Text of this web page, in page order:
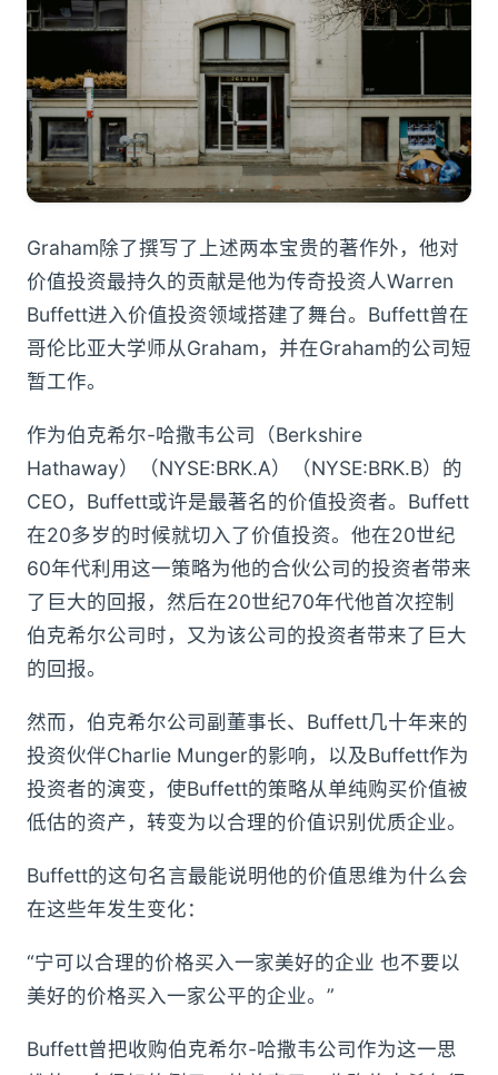
Graham除了撰写了上述两本宝贵的著作外，他对
价值投资最持久的贡献是他为传奇投资人Warren
Buffett进入价值投资领域搭建了舞台。Buffett曾在
哥伦比亚大学师从Graham，并在Graham的公司短
暂工作。
作为伯克希尔-哈撒韦公司（Berkshire
Hathaway）（NYSE:BRK.A）（NYSE:BRK.B）的
CEO，Buffett或许是最著名的价值投资者。Buffett
在20多岁的时候就切入了价值投资。他在20世纪
60年代利用这一策略为他的合伙公司的投资者带来
了巨大的回报，然后在20世纪70年代他首次控制
伯克希尔公司时，又为该公司的投资者带来了巨大
的回报。
然而，伯克希尔公司副董事长、Buffett几十年来的
投资伙伴Charlie Munger的影响，以及Buffett作为
投资者的演变，使Buffett的策略从单纯购买价值被
低估的资产，转变为以合理的价值识别优质企业。
Buffett的这句名言最能说明他的价值思维为什么会
在这些年发生变化：
“宁可以合理的价格买入一家美好的企业 也不要以
美好的价格买入一家公平的企业。”
Buffett曾把收购伯克希尔-哈撒韦公司作为这一思